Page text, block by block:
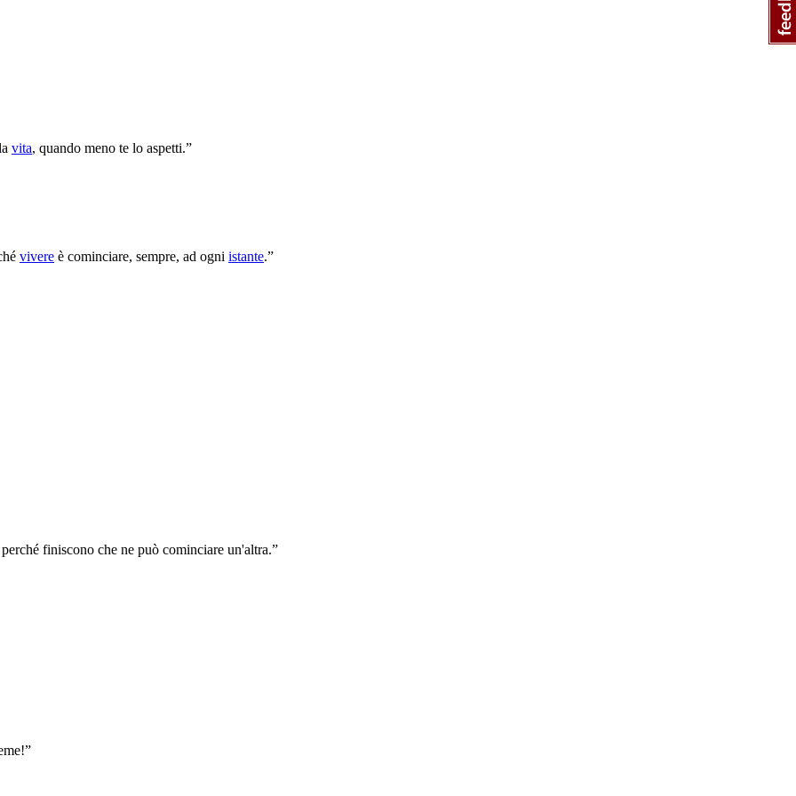
vita, quando meno te lo aspetti.”
vivere è cominciare, sempre, ad ogni istante.”
finiscono che ne può cominciare un'altra.”